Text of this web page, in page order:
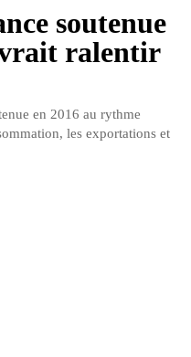
soutenue
ralentir
en 2016 au rythme
les exportations et